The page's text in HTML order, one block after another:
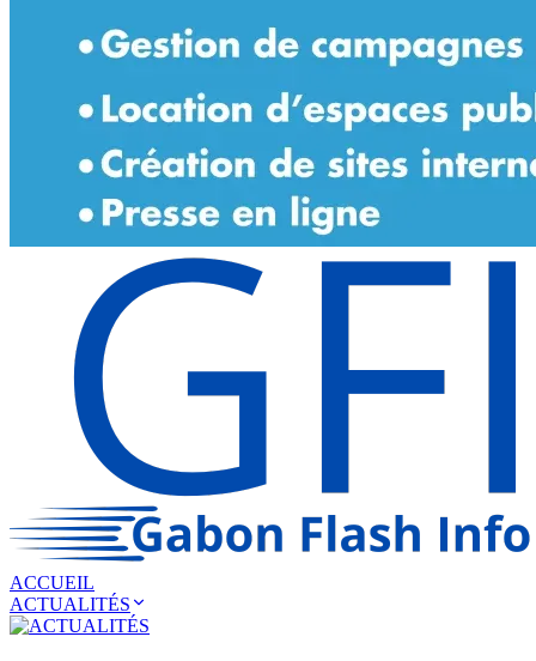
ACCUEIL
ACTUALITÉS